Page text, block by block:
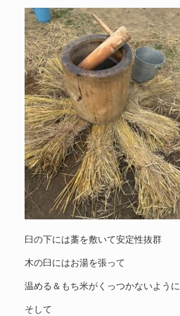
臼の下には藁を敷いて安定性抜群
木の臼にはお湯を張って
温める＆もち米がくっつかないように
そして